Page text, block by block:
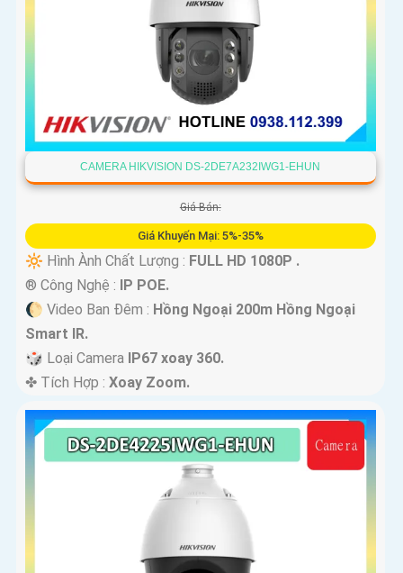
CAMERA HIKVISION DS-2DE7A232IWG1-EHUN
Giá Bán:
Giá Khuyến Mại: 5%-35%
🔆 Hình Ành Chất Lượng : FULL HD 1080P .
®️ Công Nghệ : IP POE.
🌔 Video Ban Đêm : Hồng Ngoại 200m Hồng Ngoại
Smart IR.
🎲 Loại Camera IP67 xoay 360.
️✤ Tích Hợp : Xoay Zoom.